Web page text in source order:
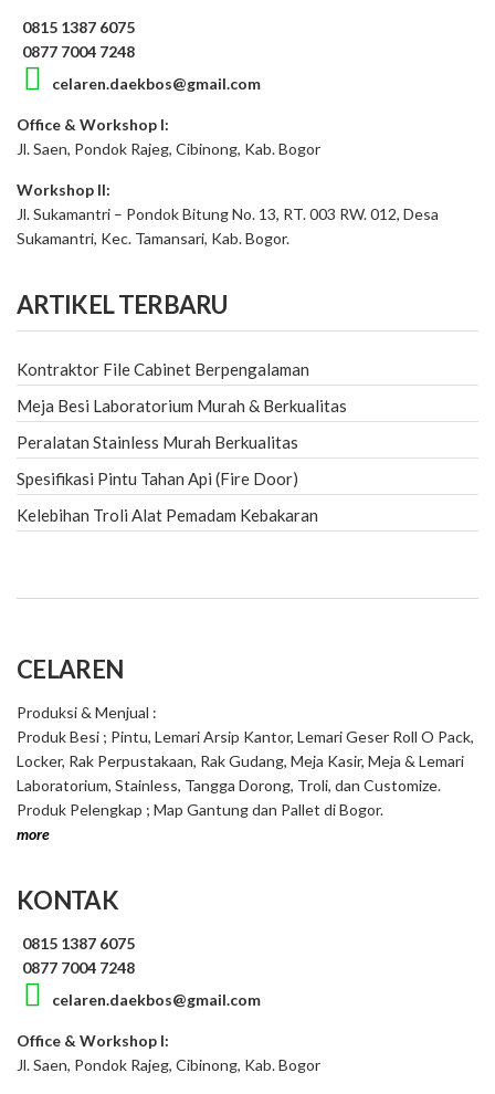
0815 1387 6075
0877 7004 7248
celaren.daekbos@gmail.com
Office & Workshop I:
Jl. Saen, Pondok Rajeg, Cibinong, Kab. Bogor
Workshop II:
Jl. Sukamantri – Pondok Bitung No. 13, RT. 003 RW. 012, Desa
Sukamantri, Kec. Tamansari, Kab. Bogor.
ARTIKEL TERBARU
Kontraktor File Cabinet Berpengalaman
Meja Besi Laboratorium Murah & Berkualitas
Peralatan Stainless Murah Berkualitas
Spesifikasi Pintu Tahan Api (Fire Door)
Kelebihan Troli Alat Pemadam Kebakaran
CELAREN
Produksi & Menjual :
Produk Besi ; Pintu, Lemari Arsip Kantor, Lemari Geser Roll O Pack,
Locker, Rak Perpustakaan, Rak Gudang, Meja Kasir, Meja & Lemari
Laboratorium, Stainless, Tangga Dorong, Troli, dan Customize.
Produk Pelengkap ; Map Gantung dan Pallet di Bogor.
more
KONTAK
0815 1387 6075
0877 7004 7248
celaren.daekbos@gmail.com
Office & Workshop I:
Jl. Saen, Pondok Rajeg, Cibinong, Kab. Bogor